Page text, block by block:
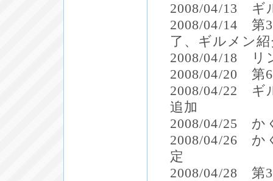
2008/04/13 ギ
2008/04/14 第
了、ギルメン
2008/04/18 リ
2008/04/20 第
2008/04/22 ギ
追加
2008/04/25 か
2008/04/26 か
定
2008/04/28 第